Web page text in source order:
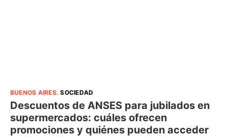
BUENOS AIRES.SOCIEDAD
Descuentos de ANSES para jubilados en
supermercados: cuáles ofrecen
promociones y quiénes pueden acceder